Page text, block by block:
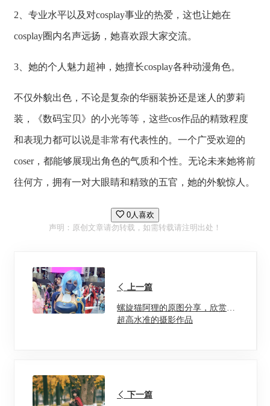
2、专业水平以及对cosplay事业的热爱，这也让她在
cosplay圈内名声远扬，她喜欢跟大家交流。
3、她的个人魅力超神，她擅长cosplay各种动漫角色。
不仅外貌出色，不论是复杂的华丽装扮还是迷人的萝莉
装，《数码宝贝》的小光等等，这些cos作品的精致程度
和表现力都可以说是非常有代表性的。一个广受欢迎的
coser，都能够展现出角色的气质和个性。无论未来她将前
往何方，拥有一对大眼睛和精致的五官，她的外貌惊人。
0人喜欢
声明：原创文章请勿转载，如需转载请注明出处！
上一篇
螺旋猫阿狸的原图分享，欣赏她
超高水准的摄影作品
下一篇